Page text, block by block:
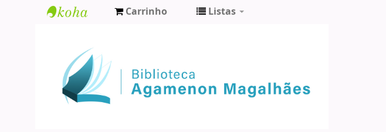
Agamenon
Magalhães
Carrinho Listas